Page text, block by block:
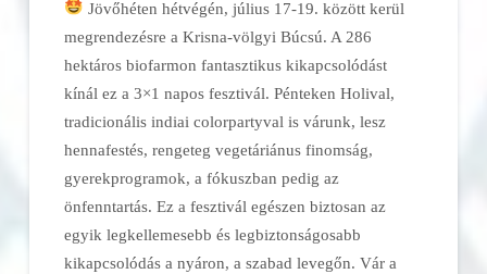
Jövőhéten hétvégén, július 17-19. között kerül
megrendezésre a Krisna-völgyi Búcsú. A 286
hektáros biofarmon fantasztikus kikapcsolódást
kínál ez a 3×1 napos fesztivál. Pénteken Holival,
tradicionális indiai colorpartyval is várunk, lesz
hennafestés, rengeteg vegetáriánus finomság,
gyerekprogramok, a fókuszban pedig az
önfenntartás. Ez a fesztivál egészen biztosan az
egyik legkellemesebb és legbiztonságosabb
kikapcsolódás a nyáron, a szabad levegőn. Vár a